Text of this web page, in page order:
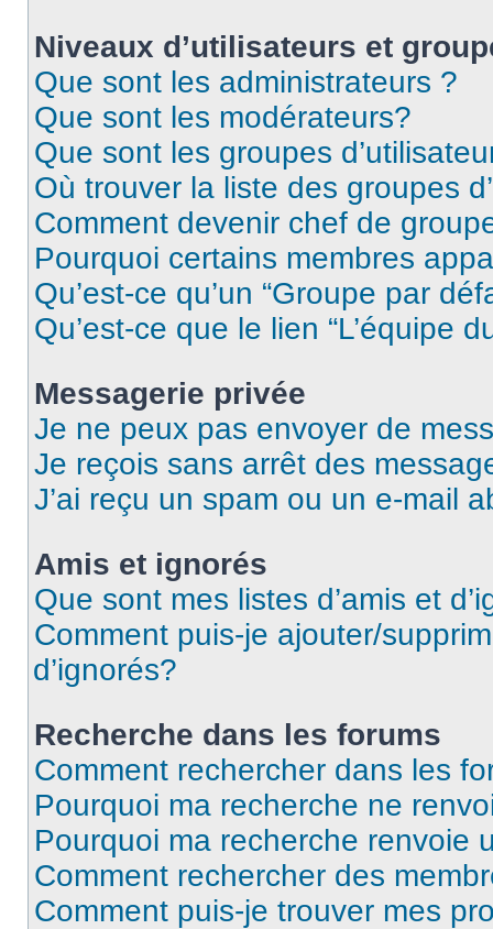
Niveaux d’utilisateurs et
Que sont les administrateurs ?
Que sont les modérateurs?
Que sont les groupes
Où trouver la liste des groupes
Comment devenir chef de
Pourquoi certains membres
Qu’est-ce qu’un “Groupe par
Qu’est-ce que le lien “L’équipe
Messagerie privée
Je ne peux pas envoyer de
Je reçois sans arrêt des
J’ai reçu un spam ou un e-mail
Amis et ignorés
Que sont mes listes d’amis et
Comment puis-je ajouter/
d’ignorés?
Recherche dans les forums
Comment rechercher dans les
Pourquoi ma recherche ne
Pourquoi ma recherche renvoie
Comment rechercher des
Comment puis-je trouver mes